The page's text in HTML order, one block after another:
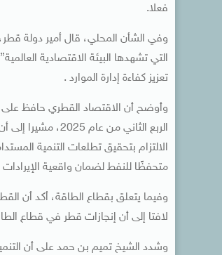
فعلا.
وفي الشأن المحلي، قال أمير دولة
التي تشهدها البيئة الاقتصادية
تعزيز كفاءة إدارة الموارد .
الالتزام بتحقيق تطلعات التنمية
متحفظًا للنفط لضمان واقعية الإيرادات
وفيما يتعلق بقطاع الطاقة، أكد أن
لافتا إلى أن إنجازات قطر في قطاع
وشدد الشيخ تميم بن حمد على أن